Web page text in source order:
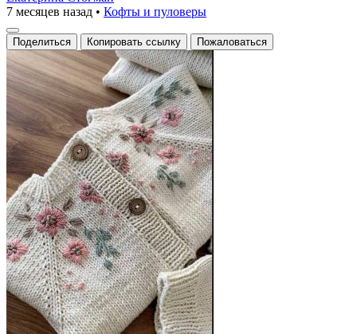
7 месяцев назад • Кофты и пуловеры
Поделиться Копировать ссылку Пожаловаться